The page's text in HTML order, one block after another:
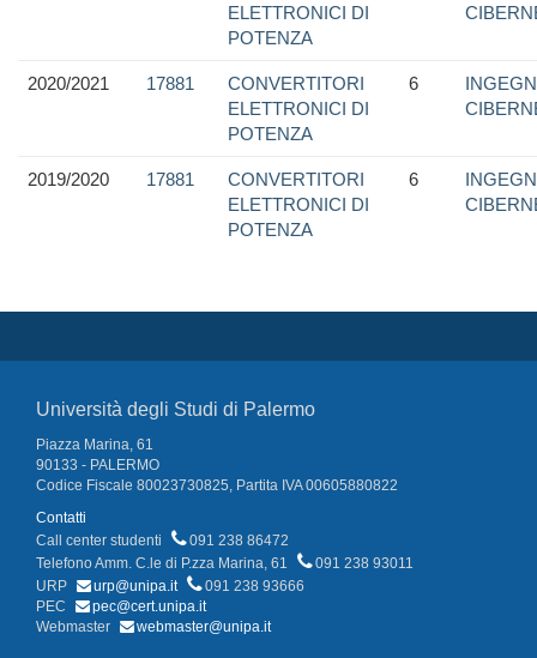
ELETTRONICI DI
POTENZA
2020/2021 17881
CONVERTITORI
ELETTRONICI DI
POTENZA
6
2019/2020 17881
CONVERTITORI
ELETTRONICI DI
POTENZA
6
Università degli Studi di Palermo
Piazza Marina, 61
90133 - PALERMO
Codice Fiscale 80023730825, Partita IVA 00605880822
Contatti
Call center studenti
091 238 86472
Telefono Amm. C.le di P.zza Marina, 61
091 238 93011
URP
urp@unipa.it
091 238 93666
PEC
pec@cert.unipa.it
Webmaster
webmaster@unipa.it